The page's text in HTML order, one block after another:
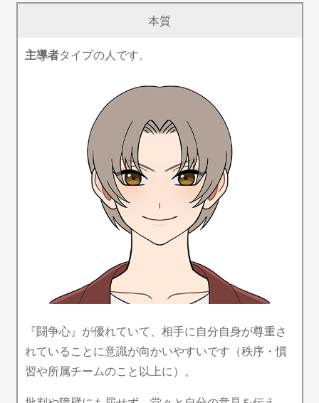
本質
主導者タイプの人です。
『闘争心』が優れていて、相手に自分自身が尊重さ
れていることに意識が向かいやすいです（秩序・慣
習や所属チームのこと以上に）。